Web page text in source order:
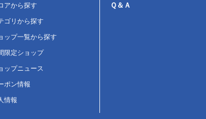
アから探す
ゴリから探す
ップ一覧から探す
限定ショップ
ップニュース
ポン情報
情報
Ｑ＆Ａ